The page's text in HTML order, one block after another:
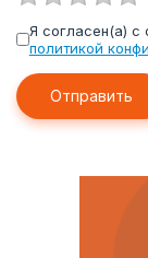
Я согласен(а) с
политикой